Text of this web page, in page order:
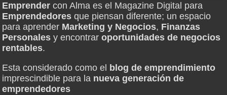
Emprender con Alma es el Magazine Digital para
Emprendedores que piensan diferente; un espacio
para aprender Marketing y Negocios, Finanzas
Personales y encontraroportunidades de negocios
rentables.
Esta considerado como el blog de emprendimiento
imprescindible para la nueva generación de
emprendedores